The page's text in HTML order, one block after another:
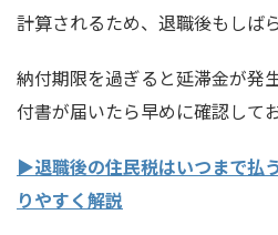
計算されるため、退職後もしば
納付期限を過ぎると延滞金が発
付書が届いたら早めに確認して
▶退職後の住民税はいつまで払
りやすく解説